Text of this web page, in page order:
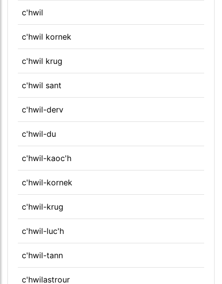
c'hwil
c'hwil kornek
c'hwil krug
c'hwil sant
c'hwil-derv
c'hwil-du
c'hwil-kaoc'h
c'hwil-kornek
c'hwil-krug
c'hwil-luc'h
c'hwil-tann
c'hwilastrour